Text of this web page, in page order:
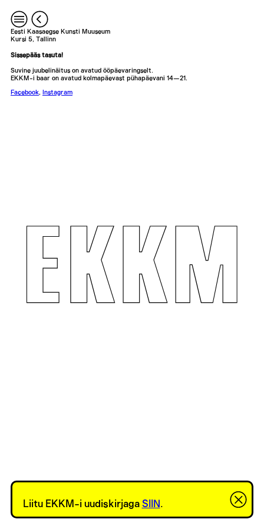
Eesti Kaasaegse Kunsti Muuseum
Kursi 5, Tallinn
Sissepääs tasuta!
Suvine juubelinäitus on avatud ööpäevaringselt.
EKKM-i baar on avatud kolmapäevast pühapäevani 14—21.
Facebook, Instagram
Liitu EKKM-i uudiskirjaga SIIN .